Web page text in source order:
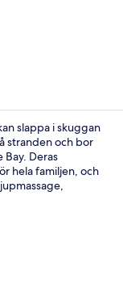
slappa i skuggan
stranden och bor
Deras
hela familjen, och
2 poolbarer.
ett gym och ett